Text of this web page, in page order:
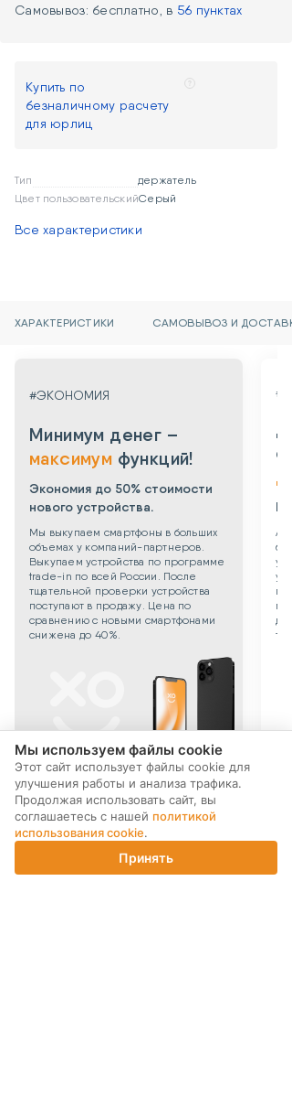
Самовывоз: бесплатно, в 56 пунктах
Купить по
безналичному расчету
для юрлиц
Тип
держатель
Цвет пользовательскийСерый
Все характеристики
ХАРАКТЕРИСТИКИ САМОВЫВОЗ И
#ЭКОНОМИЯ
Минимум денег –
максимум функций!
Экономия до 50% стоимости
нового устройства.
Мы выкупаем смартфоны в больших
объемах у компаний-партнеров.
Выкупаем устройства по программе
trade-in по всей России. После
тщательной проверки устройства
поступают в продажу. Цена по
сравнению с новыми смартфонами
снижена до 40%.
Корзина
Мы используем файлы cookie
Этот сайт использует файлы cookie для
улучшения работы и анализа трафика.
Продолжая использовать сайт, вы
соглашаетесь с нашей политикой
использования cookie.
Принять